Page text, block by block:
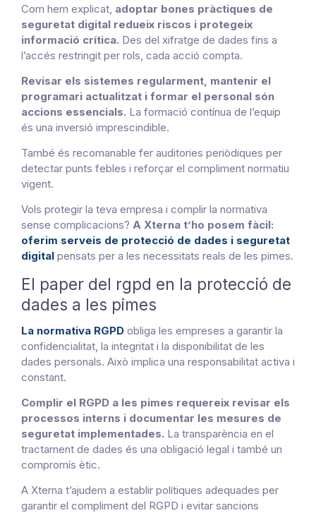
Com hem explicat, adoptar bones pràctiques de
seguretat digital redueix riscos i protegeix
informació crítica. Des del xifratge de dades fins a
l’accés restringit per rols, cada acció compta.
Revisar els sistemes regularment, mantenir el
programari actualitzat i formar el personal són
accions essencials. La formació contínua de l’equip
és una inversió imprescindible.
També és recomanable fer auditories periòdiques per
detectar punts febles i reforçar el compliment normatiu
vigent.
Vols protegir la teva empresa i complir la normativa
sense complicacions? A Xterna t’ho posem fàcil:
oferim serveis de protecció de dades i seguretat
digital pensats per a les necessitats reals de les pimes.
El paper del rgpd en la protecció de
dades a les pimes
La normativa RGPD obliga les empreses a garantir la
confidencialitat, la integritat i la disponibilitat de les
dades personals. Això implica una responsabilitat activa i
constant.
Complir el RGPD a les pimes requereix revisar els
processos interns i documentar les mesures de
seguretat implementades. La transparència en el
tractament de dades és una obligació legal i també un
compromís ètic.
A Xterna t’ajudem a establir polítiques adequades per
garantir el compliment del RGPD i evitar sancions